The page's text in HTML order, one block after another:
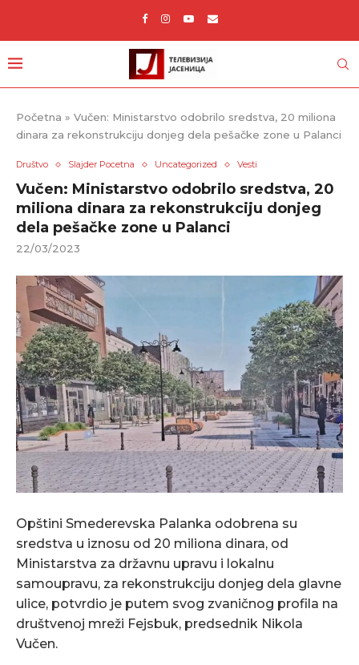
Početna » Vučen: Ministarstvo odobrilo sredstva, 20 miliona
dinara za rekonstrukciju donjeg dela pešačke zone u Palanci
Društvo Slajder Pocetna Uncategorized Vesti
Vučen: Ministarstvo odobrilo sredstva, 20
miliona dinara za rekonstrukciju donjeg
dela pešačke zone u Palanci
22/03/2023
Opštini Smederevska Palanka odobrena su
sredstva u iznosu od 20 miliona dinara, od
Ministarstva za državnu upravu i lokalnu
samoupravu, za rekonstrukciju donjeg dela glavne
ulice, potvrdio je putem svog zvaničnog profila na
društvenoj mreži Fejsbuk, predsednik Nikola
Vučen.